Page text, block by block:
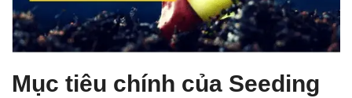
Mục tiêu chính của Seeding